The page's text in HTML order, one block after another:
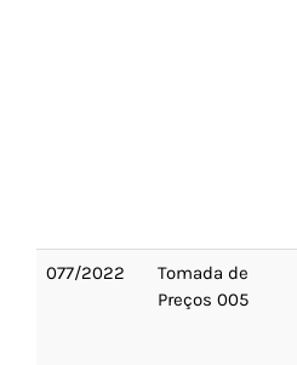
077/2022
Tomada de
Preços 005